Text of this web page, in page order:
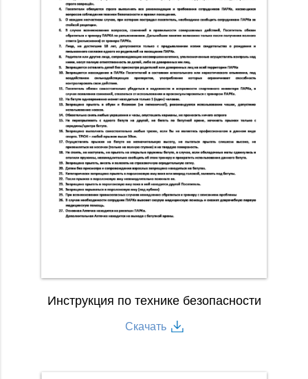
Инструкция по технике безопасности
Скачать